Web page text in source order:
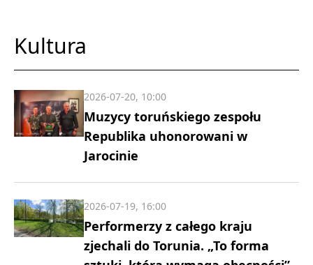
Kultura
Muzycy toruńskiego zespołu
Republika uhonorowani w
Jarocinie
2026-07-20, 10:00
Performerzy z całego kraju
zjechali do Torunia. „To forma
2026-07-19, 16:00